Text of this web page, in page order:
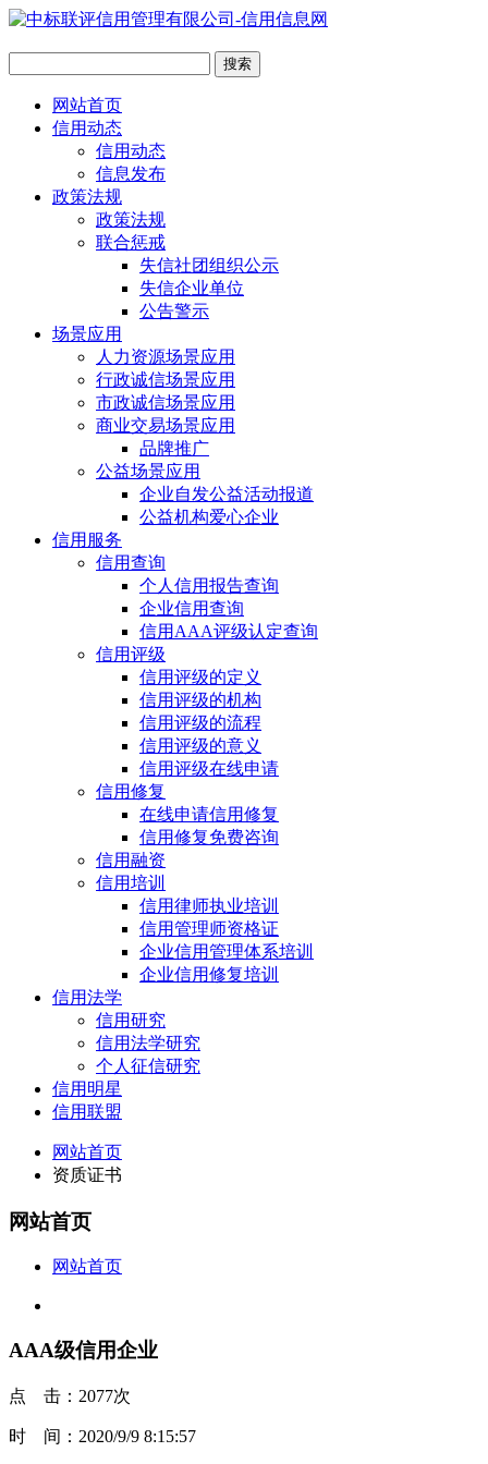
网站首页
信用动态
信用动态
信息发布
政策法规
政策法规
联合惩戒
失信社团组织公示
失信企业单位
公告警示
场景应用
人力资源场景应用
行政诚信场景应用
市政诚信场景应用
商业交易场景应用
品牌推广
公益场景应用
企业自发公益活动报道
公益机构爱心企业
信用服务
信用查询
个人信用报告查询
企业信用查询
信用AAA评级认定查询
信用评级
信用评级的定义
信用评级的机构
信用评级的流程
信用评级的意义
信用评级在线申请
信用修复
在线申请信用修复
信用修复免费咨询
信用融资
信用培训
信用律师执业培训
信用管理师资格证
企业信用管理体系培训
企业信用修复培训
信用法学
信用研究
信用法学研究
个人征信研究
信用明星
信用联盟
网站首页
资质证书
网站首页
网站首页
AAA级信用企业
点 击：2077次
时 间：2020/9/9 8:15:57